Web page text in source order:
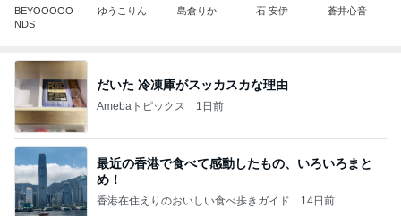
BEYOOOOO
NDS
ゆうこりん 島倉りか 石 安伊 蒼井心音
だいた 冷凍庫がスッカスカな理由
Amebaトピックス 1日前
最近の香港で食べて感動したもの、いろいろまと
め！
香港在住えりのおいしい食べ歩きガイド 14日前